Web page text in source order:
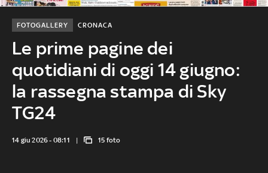
Le prime pagine dei
quotidiani di oggi 14 giugno:
la rassegna stampa di Sky
TG24
CRONACA
FOTOGALLERY
14 giu 2026 - 08:11 15 foto